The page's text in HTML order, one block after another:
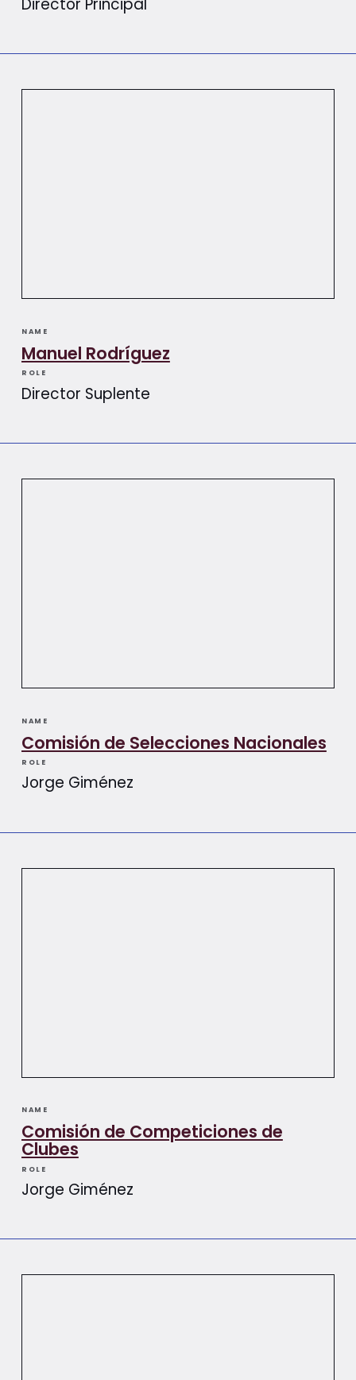
NAME
Manuel Rodríguez
ROLE
Director Suplente
NAME
Comisión de Selecciones Nacionales
ROLE
Jorge Giménez
NAME
Comisión de Competiciones de
Clubes
ROLE
Jorge Giménez